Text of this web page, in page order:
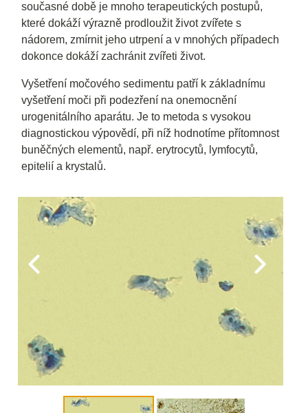
současné době je mnoho terapeutických postupů,
které dokáží výrazně prodloužit život zvířete s
nádorem, zmírnit jeho utrpení a v mnohých případech
dokonce dokáží zachránit zvířeti život.
Vyšetření močového sedimentu patří k základnímu
vyšetření moči při podezření na onemocnění
urogenitálního aparátu. Je to metoda s vysokou
diagnostickou výpovědí, při níž hodnotíme přítomnost
buněčných elementů, např. erytrocytů, lymfocytů,
epitelií a krystalů.